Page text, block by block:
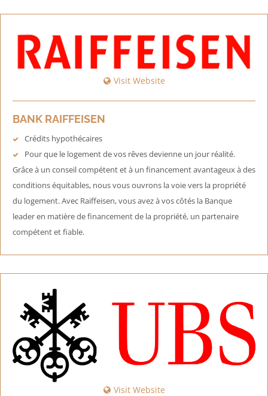
Visit Website
BANK RAIFFEISEN
Crédits hypothécaires
Pour que le logement de vos rêves devienne un jour réalité.
Grâce à un conseil compétent et à un financement avantageux à des
conditions équitables, nous vous ouvrons la voie vers la propriété
du logement. Avec Raiffeisen, vous avez à vos côtés la Banque
leader en matière de financement de la propriété, un partenaire
compétent et fiable.
Visit Website